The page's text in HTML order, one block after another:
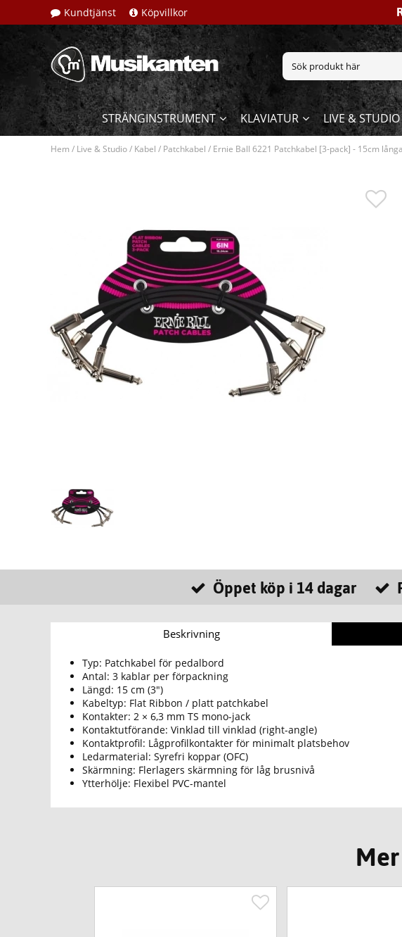
Kundtjänst Köpvillkor
STRÄNGINSTRUMENT KLAVIATUR LIVE & STUDIO
Hem / Live & Studio/ Kabel / Patchkabel / Ernie Ball 6221 Patchkabel [3-pack] - 15cm långa
Öppet köp i 14 dagar
Beskrivning
Typ: Patchkabel för pedalbord
Antal: 3 kablar per förpackning
Längd: 15 cm (3")
Kabeltyp: Flat Ribbon / platt patchkabel
Kontakter: 2 × 6,3 mm TS mono-jack
Kontaktutförande: Vinklad till vinklad (right-angle)
Kontaktprofil: Lågprofilkontakter för minimalt platsbehov
Ledarmaterial: Syrefri koppar (OFC)
Skärmning: Flerlagers skärmning för låg brusnivå
Ytterhölje: Flexibel PVC-mantel